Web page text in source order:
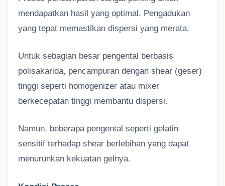
mendapatkan hasil yang optimal. Pengadukan
yang tepat memastikan dispersi yang merata.
Untuk sebagian besar pengental berbasis
polisakarida, pencampuran dengan shear (geser)
tinggi seperti homogenizer atau mixer
berkecepatan tinggi membantu dispersi.
Namun, beberapa pengental seperti gelatin
sensitif terhadap shear berlebihan yang dapat
menurunkan kekuatan gelnya.